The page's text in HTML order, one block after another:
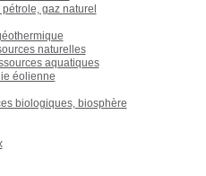
gaz naturel
naturelles
aquatiques
éolienne
biologiques, biosphère